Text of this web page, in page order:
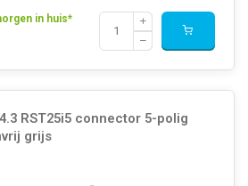
in huis*
RST25i5 connector 5-polig
grijs